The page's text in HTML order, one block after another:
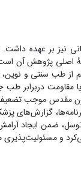
بر عهده داشت.
پژوهش آن است
از طب سنتی و
مقاومت دربرابر
مقدس موجب
گزارش‌های
ضمن ایجاد
و مسئولیت‌پذیری